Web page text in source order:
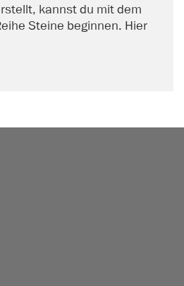
kannst du mit dem
Steine beginnen. Hier